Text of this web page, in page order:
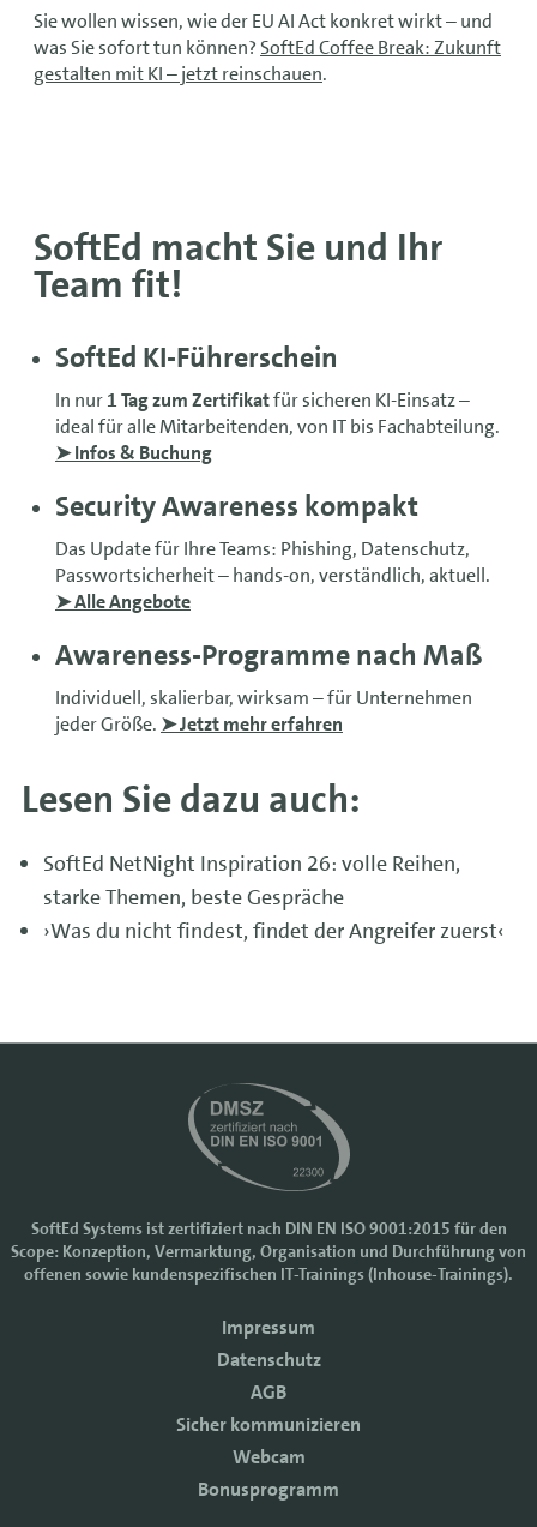
Sie wollen wissen, wie der EU AI Act konkret wirkt – und
was Sie sofort tun können? SoftEd Coffee Break: Zukunft
gestalten mit KI – jetzt reinschauen.
SoftEd macht Sie und Ihr
Team fit!
SoftEd KI-Führerschein
In nur1 Tag zum Zertifikatfür sicheren KI-Einsatz –
ideal für alle Mitarbeitenden, von IT bis Fachabteilung.
➤ Infos & Buchung
Security Awareness kompakt
Das Update für Ihre Teams: Phishing, Datenschutz,
Passwortsicherheit – hands-on, verständlich, aktuell.
➤ Alle Angebote
Awareness-Programme nach Maß
Individuell, skalierbar, wirksam – für Unternehmen
jeder Größe. ➤ Jetzt mehr erfahren
Lesen Sie dazu auch:
SoftEd NetNight Inspiration 26: volle Reihen,
starke Themen, beste Gespräche
›Was du nicht findest, findet der Angreifer zuerst‹
SoftEd Systems ist zertifiziert nach DIN EN ISO 9001:2015 für den
Scope: Konzeption, Vermarktung, Organisation und Durchführung von
offenen sowie kundenspezifischen IT-Trainings (Inhouse-Trainings).
Impressum
Datenschutz
AGB
Sicher kommunizieren
Webcam
Bonusprogramm